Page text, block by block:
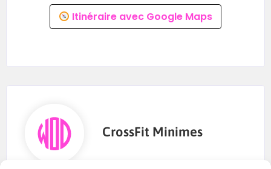
Itinéraire avec Google Maps
CrossFit Minimes